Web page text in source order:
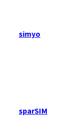
simyo
sparSIM